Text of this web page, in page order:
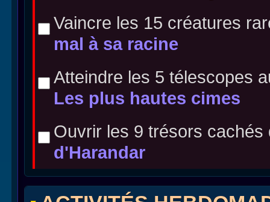
Vaincre les 15 créatures
mal à sa racine
Atteindre les 5 télescopes
Les plus hautes cimes
Ouvrir les 9 trésors
d'Harandar